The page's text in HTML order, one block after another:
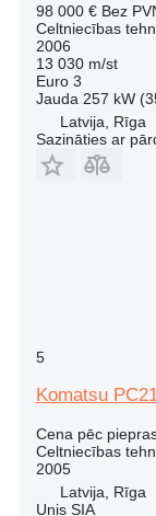
98 000 € Bez
Celtniecības
2006
13 030 m/st
Euro 3
Jauda 257 kW
Latvija, Rīga
Sazināties ar
5
Komatsu
Cena pēc
Celtniecības
2005
Latvija, Rīga
Unis SIA